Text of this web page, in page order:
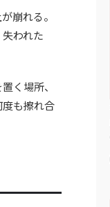
崩れる。
われた
く場所、
も擦れ合